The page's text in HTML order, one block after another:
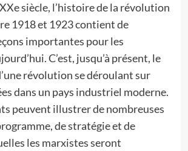
siècle, l’histoire de la révolution
1918 et 1923 contient de
importantes pour les
C’est, jusqu’à présent, le
révolution se déroulant sur
dans un pays industriel moderne.
peuvent illustrer de nombreuses
de stratégie et de
les marxistes seront